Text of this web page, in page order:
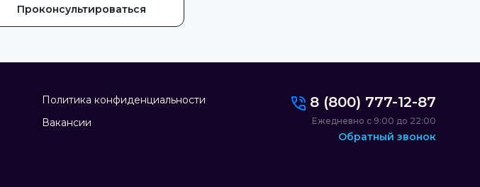
Проконсультироваться
Политика конфиденциальности
Вакансии
8 (800) 777-12-87
Ежедневно с 9:00 до 22:00
Обратный звонок